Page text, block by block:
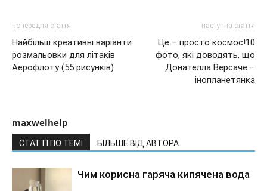
попередня стаття
Найбільш креативні варіанти
розмальовки для літаків
Аерофлоту (55 рисунків)
наступна стаття
Це – просто космос!10
фото, які доводять, що
Донателла Версаче –
інопланетянка
maxwelhelp
СТАТТІ ПО ТЕМІ БІЛЬШЕ ВІД АВТОРА
Чим корисна гаряча кипячена вода